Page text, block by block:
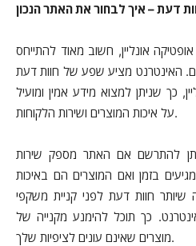
דעת – איך לבחור את האתר הנכון
אונליין, חשוב מאוד להתייחס
האינטרנט מציע שפע של חוות דעת
כך שניתן למצוא מידע אמין ומועיל
על איכות המוצרים ושירות הלקוחות.
להתרשם אם האתר מספק שירות
בזמן ואם המוצרים הם באיכות
שיותר חוות דעת לפני קניית משקפי
כך תוכל להימנע מקנייה של
מוצרים שאינם עונים לציפיות שלך.